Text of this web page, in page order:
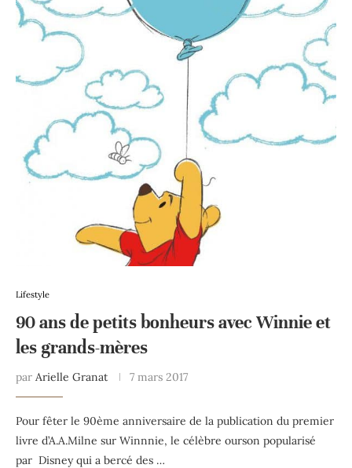
Lifestyle
90 ans de petits bonheurs avec Winnie et
les grands-mères
par Arielle Granat 7 mars 2017
Pour fêter le 90ème anniversaire de la publication du premier
livre d’A.A.Milne sur Winnnie, le célèbre ourson popularisé
par Disney qui a bercé des …